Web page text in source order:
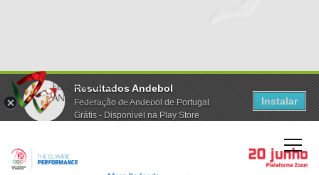
Resultados Andebol
Federação de Andebol de Portugal
Grátis - Disponivel na Play Store
Instalar